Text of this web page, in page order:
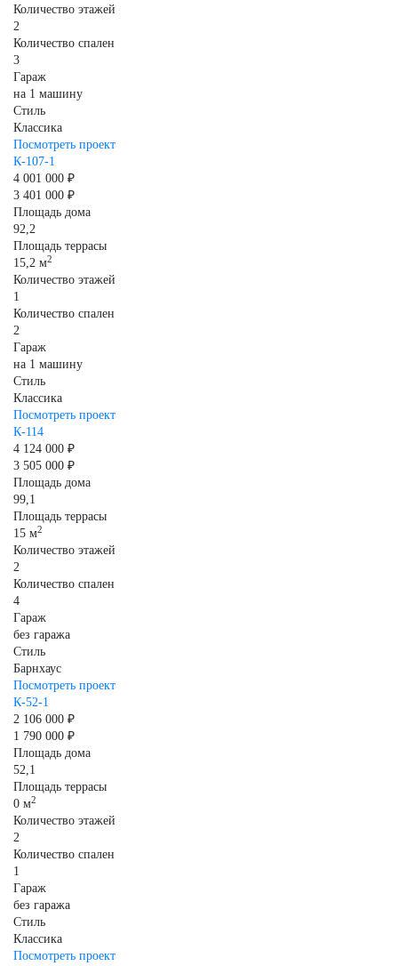
Количество этажей
2
Количество спален
3
Гараж
на 1 машину
Стиль
Классика
Посмотреть проект
К-107-1
4 001 000 ₽
3 401 000 ₽
Площадь дома
92,2
Площадь террасы
15,2 м2
Количество этажей
1
Количество спален
2
Гараж
на 1 машину
Стиль
Классика
Посмотреть проект
К-114
4 124 000 ₽
3 505 000 ₽
Площадь дома
99,1
Площадь террасы
15 м2
Количество этажей
2
Количество спален
4
Гараж
без гаража
Стиль
Барнхаус
Посмотреть проект
К-52-1
2 106 000 ₽
1 790 000 ₽
Площадь дома
52,1
Площадь террасы
0 м2
Количество этажей
2
Количество спален
1
Гараж
без гаража
Стиль
Классика
Посмотреть проект